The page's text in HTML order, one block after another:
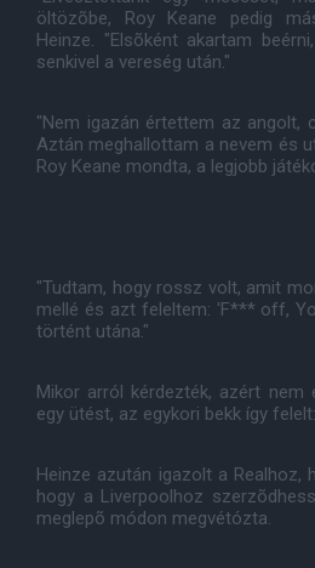
öltözõbe, Roy Keane pedig
Heinze. "Elsõként akartam
senkivel a vereség után."
"Nem igazán értettem az angolt,
Aztán meghallottam a nevem és
Roy Keane mondta, a legjobb
"Tudtam, hogy rossz volt, amit
mellé és azt feleltem: 'F*** off,
történt utána."
Mikor arról kérdezték, azért nem
egy ütést, az egykori bekk így
Heinze azután igazolt a Realhoz,
hogy a Liverpoolhoz
meglepõ módon megvétózta.